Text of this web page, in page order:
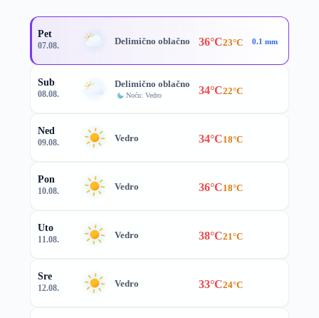
Pet
07.08. Delimično oblačno 36°C23°C 0.1 mm
Sub
08.08.
Delimično oblačno
Noću: Vedro 34°C22°C
Ned
09.08. Vedro 34°C18°C
Pon
10.08. Vedro 36°C18°C
Uto
11.08. Vedro 38°C21°C
Sre
12.08. Vedro 33°C24°C